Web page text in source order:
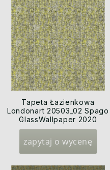
Tapeta Łazienkowa
Londonart 20503_02 Spago
GlassWallpaper 2020
zapytaj o wycenę